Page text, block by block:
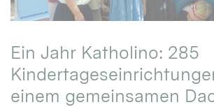
Ein Jahr Katholino: 285
einem gemeinsamen